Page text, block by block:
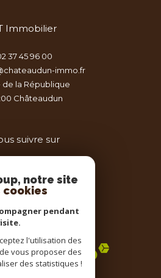
Immobilier
37 45 96 00
immo.fr
de la République
châteaudun
suivre sur
Adhérents
notre site
pendant
l'utilisation des
vous proposer des
des statistiques !